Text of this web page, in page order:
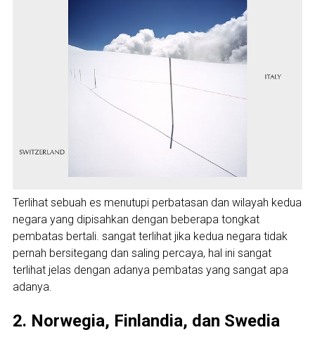
Terlihat sebuah es menutupi perbatasan dan wilayah kedua
negara yang dipisahkan dengan beberapa tongkat
pembatas bertali. sangat terlihat jika kedua negara tidak
pernah bersitegang dan saling percaya, hal ini sangat
terlihat jelas dengan adanya pembatas yang sangat apa
adanya.
2. Norwegia, Finlandia, dan Swedia